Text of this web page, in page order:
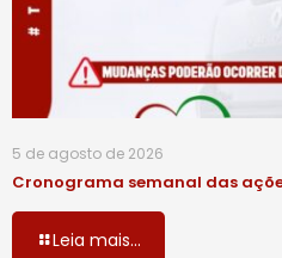
5 de agosto de 2026
Cronograma semanal das
Leia mais...